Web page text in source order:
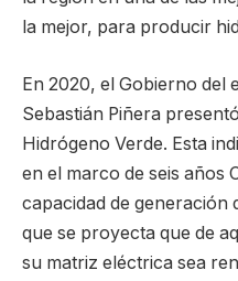
la mejor, para producir
En 2020, el Gobierno del
Sebastián Piñera
Hidrógeno Verde. Esta
en el marco de seis años
capacidad de generación
que se proyecta que de
su matriz eléctrica sea